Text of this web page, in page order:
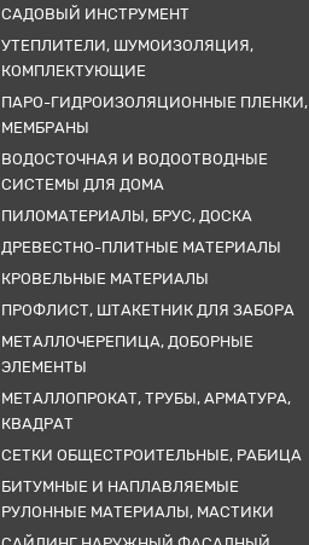
САДОВЫЙ ИНСТРУМЕНТ
УТЕПЛИТЕЛИ, ШУМОИЗОЛЯЦИЯ,
КОМПЛЕКТУЮЩИЕ
ПАРО-ГИДРОИЗОЛЯЦИОННЫЕ ПЛЕНКИ,
МЕМБРАНЫ
ВОДОСТОЧНАЯ И ВОДООТВОДНЫЕ
СИСТЕМЫ ДЛЯ ДОМА
ПИЛОМАТЕРИАЛЫ, БРУС, ДОСКА
ДРЕВЕСТНО-ПЛИТНЫЕ МАТЕРИАЛЫ
КРОВЕЛЬНЫЕ МАТЕРИАЛЫ
ПРОФЛИСТ, ШТАКЕТНИК ДЛЯ ЗАБОРА
МЕТАЛЛОЧЕРЕПИЦА, ДОБОРНЫЕ
ЭЛЕМЕНТЫ
МЕТАЛЛОПРОКАТ, ТРУБЫ, АРМАТУРА,
КВАДРАТ
СЕТКИ ОБЩЕСТРОИТЕЛЬНЫЕ, РАБИЦА
БИТУМНЫЕ И НАПЛАВЛЯЕМЫЕ
РУЛОННЫЕ МАТЕРИАЛЫ, МАСТИКИ